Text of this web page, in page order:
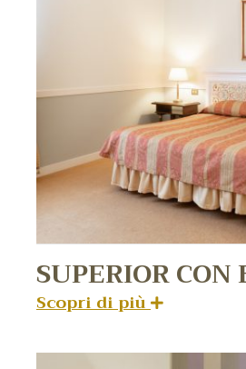
SUPERIOR CON
Scopri di più